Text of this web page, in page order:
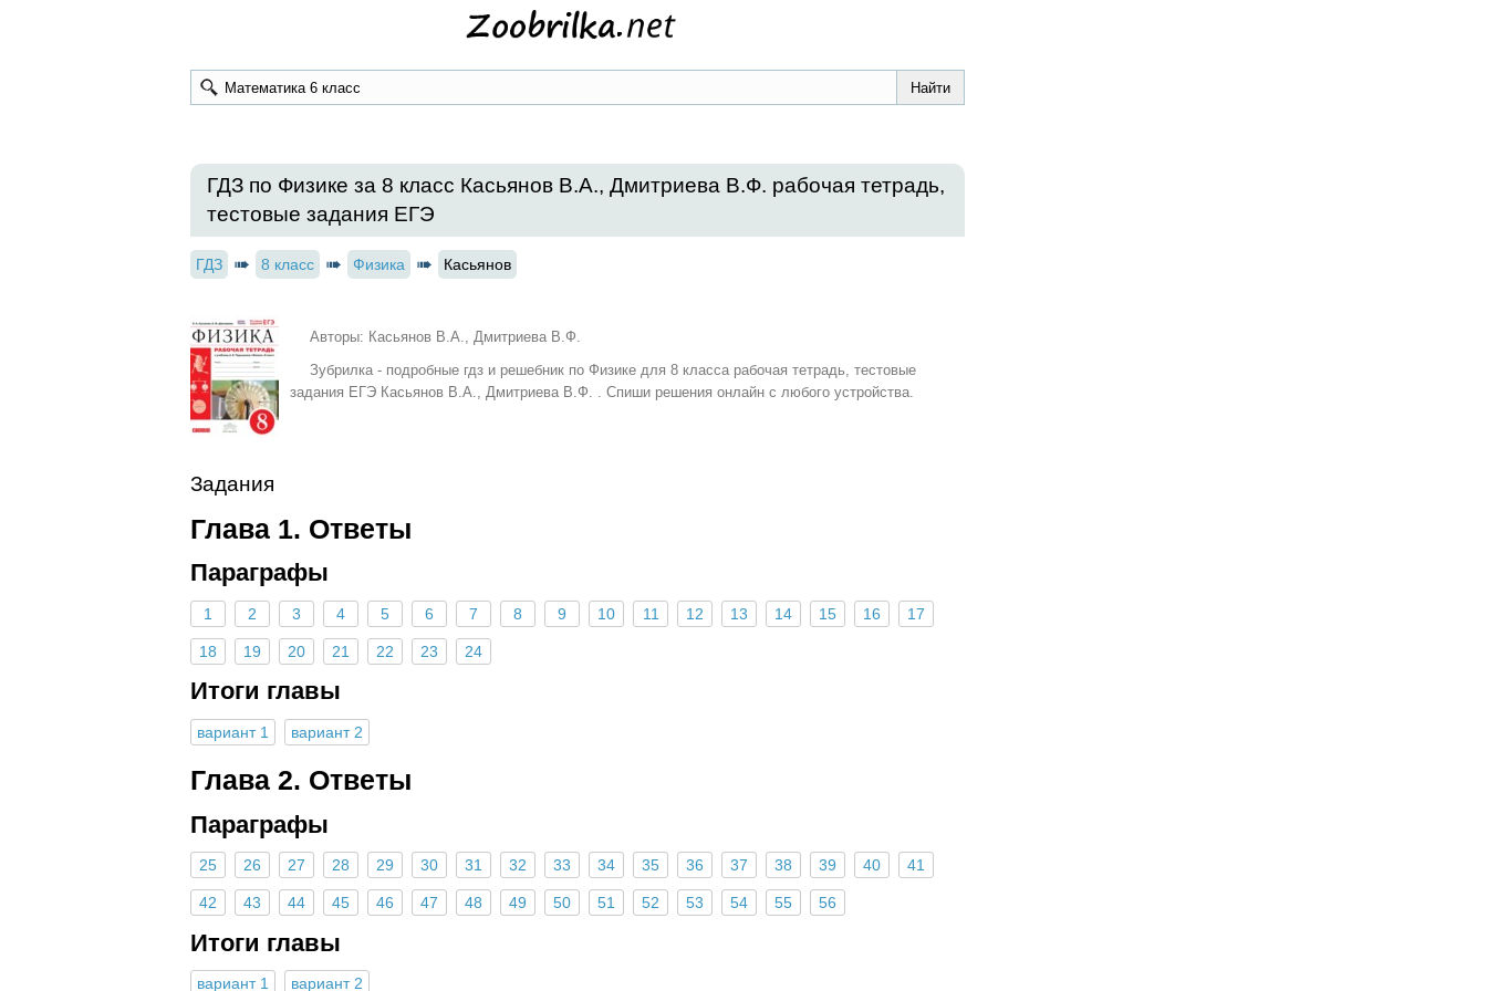
ГДЗ по Физике за 8 класс Касьянов В.А., Дмитриева В.Ф. рабочая тетрадь,
тестовые задания ЕГЭ
ГДЗ 8 класс Физика Касьянов
Авторы: Касьянов В.А., Дмитриева В.Ф.
Зубрилка - подробные гдз и решебник по Физике для 8 класса рабочая тетрадь, тестовые
задания ЕГЭ Касьянов В.А., Дмитриева В.Ф. . Спиши решения онлайн с любого устройства.
Задания
Глава 1. Ответы
Параграфы
1 2 3 4 5 6 7 8 9 10 11 12 13 14 15 16 17
18 19 20 21 22 23 24
Итоги главы
вариант 1 вариант 2
Глава 2. Ответы
Параграфы
25 26 27 28 29 30 31 32 33 34 35 36 37 38 39 40 41
42 43 44 45 46 47 48 49 50 51 52 53 54 55 56
Итоги главы
вариант 1 вариант 2